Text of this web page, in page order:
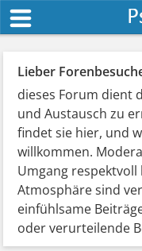
Lieber
dieses Forum dient
und Austausch zu
findet sie hier, und
willkommen.
Umgang
Atmosphäre sind
einfühlsame
oder verurteilende